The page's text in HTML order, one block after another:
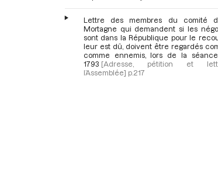
Lettre des membres du comité
Mortagne qui demandent si les
sont dans la République pour le
leur est dû, doivent être regardés
comme ennemis, lors de la
1793 [Adresse, pétition et
l’Assemblée] p.217